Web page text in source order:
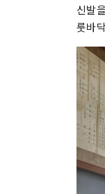
신발
룻바